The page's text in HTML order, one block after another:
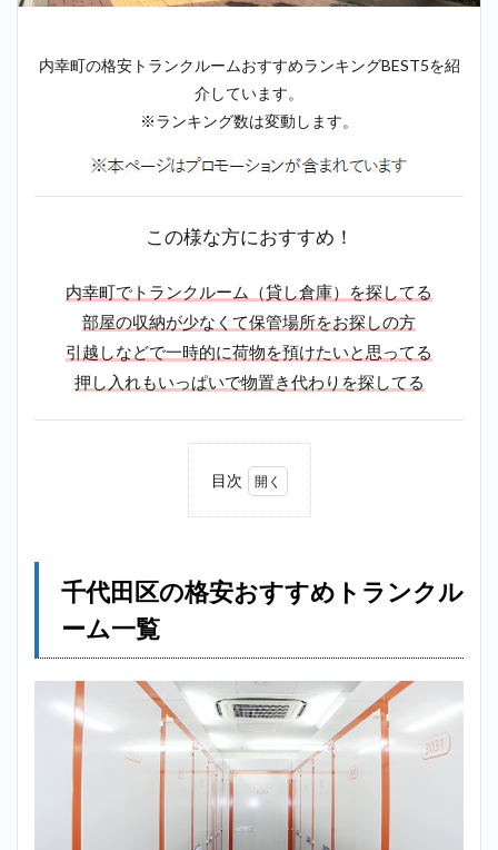
内幸町の格安トランクルームおすすめランキングBEST5を紹
介しています。
※ランキング数は変動します。
この様な方におすすめ！
内幸町でトランクルーム（貸し倉庫）を探してる
部屋の収納が少なくて保管場所をお探しの方
引越しなどで一時的に荷物を預けたいと思ってる
押し入れもいっぱいで物置き代わりを探してる
目次
安お
すす
ーム
一覧
【格
安】
内幸
町ト
千代田区の格安おすすめトランクル
ーム一覧